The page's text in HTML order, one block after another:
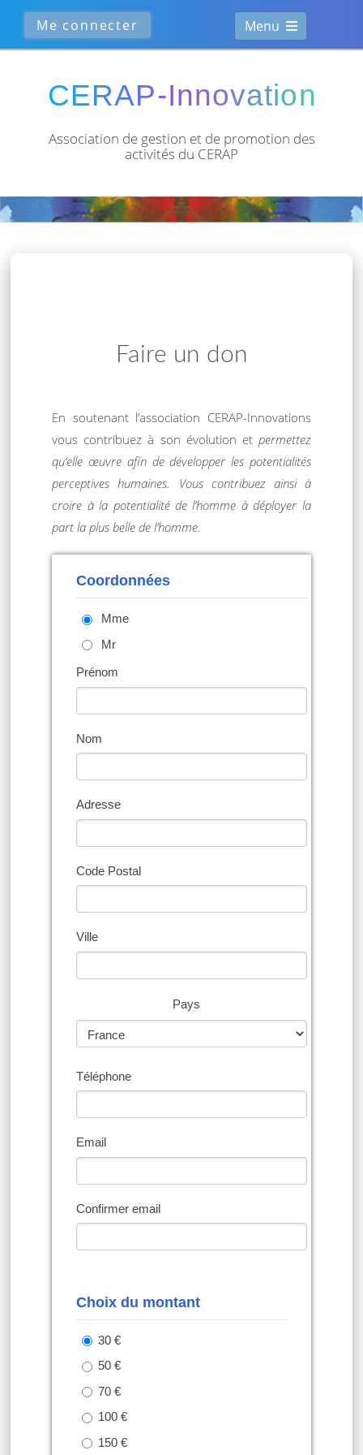
Menu
Association de gestion et de promotion des
activités du CERAP
Faire un don
En soutenant l’association CERAP-Innovations
vous contribuez à son évolution et permettez
qu’elle œuvre afin de développer les potentialités
perceptives humaines.
Vous contribuez ainsi à
croire à la potentialité de l’homme à déployer la
part la plus belle de l’homme.
Coordonnées
Mme
Mr
Prénom
Nom
Adresse
Code Postal
Ville
Pays
Téléphone
Email
Confirmer email
Choix du montant
30 €
50 €
70 €
100 €
150 €